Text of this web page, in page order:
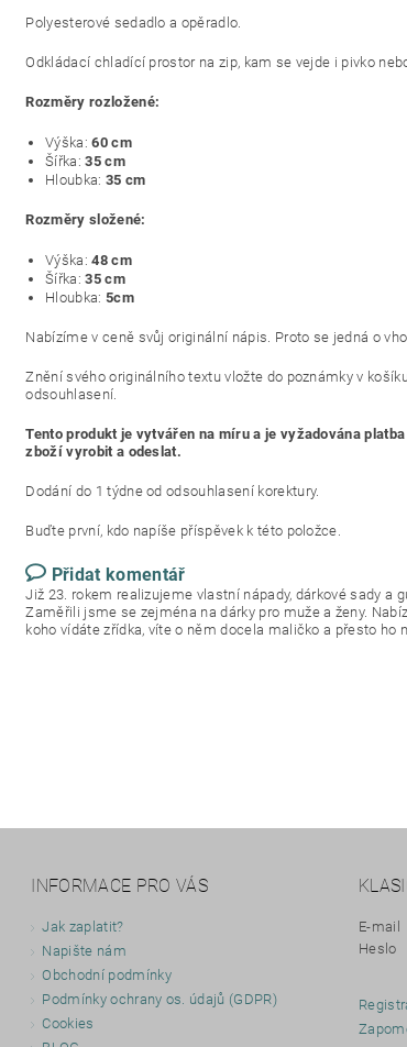
Polyesterové sedadlo a opěradlo.
Odkládací chladící prostor na zip, kam se vejde i pivko
Rozměry rozložené:
Výška: 60 cm
Šířka:35 cm
Hloubka: 35 cm
Rozměry složené:
Výška: 48 cm
Šířka: 35 cm
Hloubka: 5cm
Nabízíme v ceně svůj originální nápis. Proto se jedná o
Znění svého originálního textu vložte do poznámky v
odsouhlasení.
Tento produkt je vytvářen na míru a je vyžadována
zboží vyrobit a odeslat.
Dodání do 1 týdne od odsouhlasení korektury.
Buďte první, kdo napíše příspěvek k této položce.
Přidat komentář
Již 23. rokem realizujeme vlastní nápady, dárkové sady a
Zaměřili jsme se zejména na dárky pro muže a ženy.
koho vídáte zřídka, víte o něm docela maličko a přesto ho
INFORMACE PRO VÁS
Jak zaplatit?
Napište nám
Obchodní podmínky
Podmínky ochrany os. údajů (GDPR)
Cookies
E-mail
Heslo